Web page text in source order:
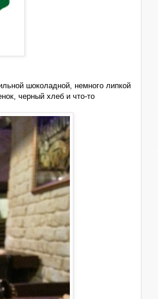
шоколадной, немного липкой
черный хлеб и что-то